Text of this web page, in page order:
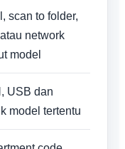
scan to folder,
network
model
USB dan
model tertentu